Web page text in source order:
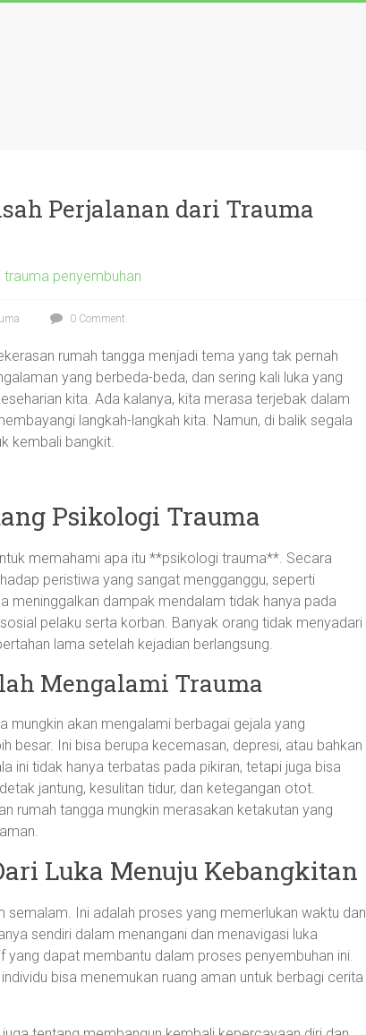
Perjalanan dari Trauma
penyembuhan
0 Comment
rumah tangga menjadi tema yang tak pernah
yang berbeda-beda, dan sering kali luka yang
kita. Ada kalanya, kita merasa terjebak dalam
langkah-langkah kita. Namun, di balik segala
kembali bangkit.
Psikologi Trauma
memahami apa itu **psikologi trauma**. Secara
peristiwa yang sangat mengganggu, seperti
meninggalkan dampak mendalam tidak hanya pada
pelaku serta korban. Banyak orang tidak menyadari
lama setelah kejadian berlangsung.
Mengalami Trauma
mungkin akan mengalami berbagai gejala yang
besar. Ini bisa berupa kecemasan, depresi, atau bahkan
ini tidak hanya terbatas pada pikiran, tetapi juga bisa
jantung, kesulitan tidur, dan ketegangan otot.
rumah tangga mungkin merasakan ketakutan yang
Luka Menuju Kebangkitan
semalam. Ini adalah proses yang memerlukan waktu dan
sendiri dalam menangani dan menavigasi luka
dapat membantu dalam proses penyembuhan ini.
bisa menemukan ruang aman untuk berbagi cerita